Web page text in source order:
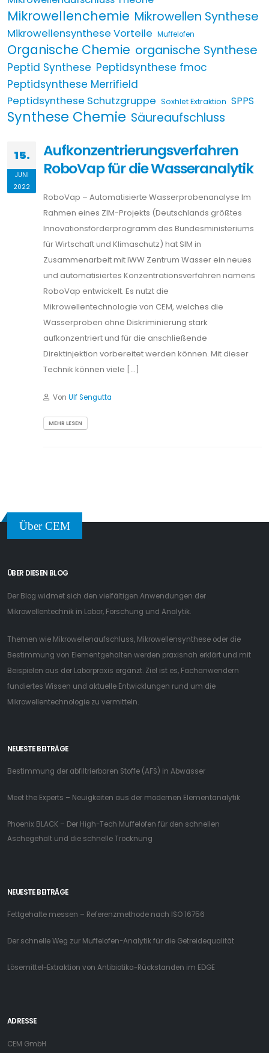
Mikrowellenchemie Mikrowellen Synthese
Mikrowellensynthese Vorteile Muffelofen
Organische Chemie organische Synthese
Peptid Synthese Peptidsynthese fmoc
Peptidsynthese Merrifield
Peptidsynthese Schutzgruppe Soxhlet Extraktion SPPS
Synthese Chemie Säureaufschluss
15.
JUNI
2022
Aufkonzentrierungsverfahren
RoboVap für die Wasseranalytik
RoboVap – Automatisierte Wasserprobenanalyse Im
Rahmen eines ZIM-Projekts (Deutschlands größtes
Innovationsförderprogramm des Bundesministeriums
für Wirtschaft und Klimaschutz) hat SIM in
Zusammenarbeit mit IWW Zentrum Wasser ein neues
und automatisiertes Konzentrationsverfahren namens
RoboVap entwickelt. Es nutzt die
Mikrowellentechnologie von CEM, welches die
Wasserproben ohne Diskriminierung stark
aufkonzentriert und für die anschließende
Direktinjektion vorbereitet werden können. Mit dieser
Technik können viele […]
Von Ulf Sengutta
MEHR LESEN
Über CEM
ÜBER DIESEN BLOG
Der Blog widmet sich den vielfältigen Anwendungen der
Mikrowellentechnik in Labor, Forschung und Analytik.
Themen wie Mikrowellenaufschluss, Mikrowellensynthese oder die
Bestimmung von Elementgehalten werden praxisnah erklärt und mit
Beispielen aus der Laborpraxis ergänzt. Ziel ist es, Fachanwendern
fundiertes Wissen und aktuelle Entwicklungen rund um die
Mikrowellentechnologie zu vermitteln.
NEUESTE BEITRÄGE
Bestimmung der abfiltrierbaren Stoffe (AFS) in Abwasser
Meet the Experts – Neuigkeiten aus der modernen Elementanalytik
Phoenix BLACK – Der High-Tech Muffelofen für den schnellen
Aschegehalt und die schnelle Trocknung
NEUESTE BEITRÄGE
Fettgehalte messen – Referenzmethode nach ISO 16756
Der schnelle Weg zur Muffelofen-Analytik für die Getreidequalität
Lösemittel-Extraktion von Antibiotika-Rückstanden im EDGE
ADRESSE
CEM GmbH